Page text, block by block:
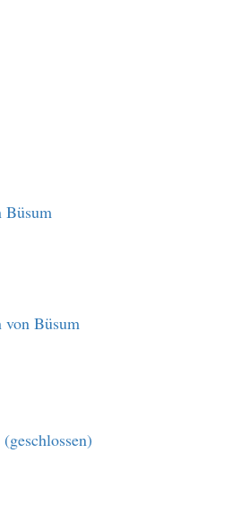
Büsum
von Büsum